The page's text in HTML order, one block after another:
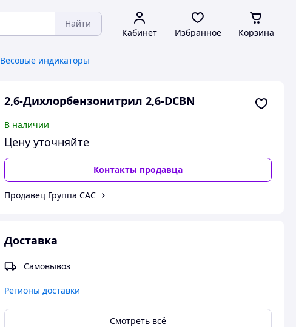
Найти
Кабинет Избранное Корзина
Весовые индикаторы
2,6-Дихлорбензонитрил 2,6-DCBN
В наличии
Цену уточняйте
Контакты продавца
Продавец Группа CAC
Доставка
Самовывоз
Регионы доставки
Смотреть всё